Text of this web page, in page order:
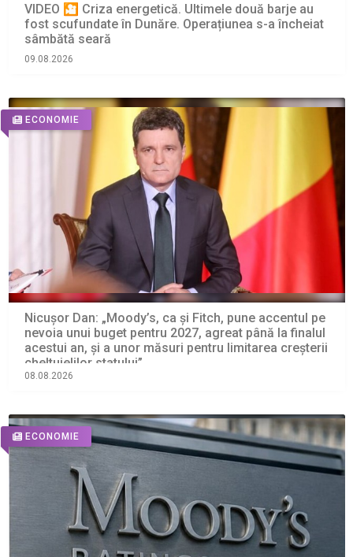
VIDEO 🎦 Criza energetică. Ultimele două barje au
fost scufundate în Dunăre. Operațiunea s-a încheiat
sâmbătă seară
09.08.2026
ECONOMIE
Nicușor Dan: „Moody’s, ca și Fitch, pune accentul pe
nevoia unui buget pentru 2027, agreat până la finalul
acestui an, și a unor măsuri pentru limitarea creșterii
cheltuielilor statului”
08.08.2026
ECONOMIE